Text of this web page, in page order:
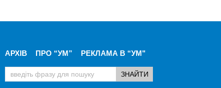
АРХІВ ПРО “УМ” РЕКЛАМА В “УМ"